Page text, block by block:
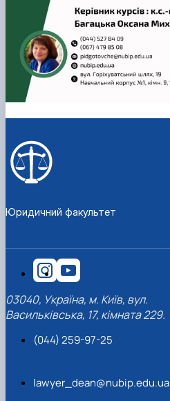
Юридичний факультет
03040, Україна, м. Київ, вул.
Васильківська, 17, кімната 229.
(044) 259-97-25
lawyer_dean@nubip.edu.ua